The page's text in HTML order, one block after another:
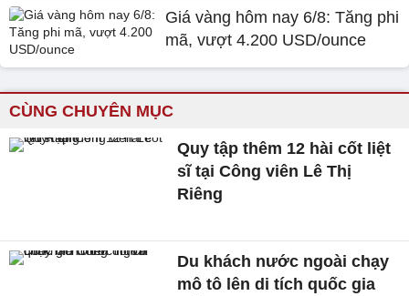
Giá vàng hôm nay 6/8: Tăng phi
mã, vượt 4.200 USD/ounce
CÙNG CHUYÊN MỤC
Quy tập thêm 12 hài cốt liệt
sĩ tại Công viên Lê Thị
Riêng
Du khách nước ngoài chạy
mô tô lên di tích quốc gia